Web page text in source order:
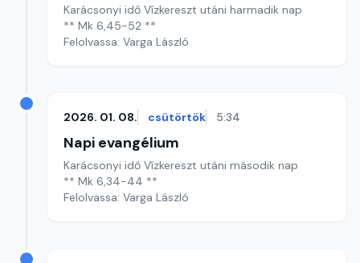
Karácsonyi idő Vízkereszt utáni harmadik nap
** Mk 6,45-52 **
Felolvassa: Varga László
2026. 01. 08. csütörtök 5:34
Napi evangélium
Karácsonyi idő Vízkereszt utáni második nap
** Mk 6,34-44 **
Felolvassa: Varga László